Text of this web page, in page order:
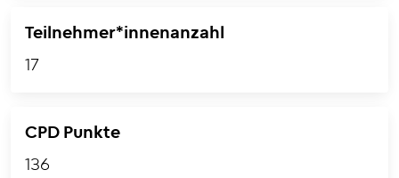
Teilnehmer*innenanzahl
17
CPD Punkte
136